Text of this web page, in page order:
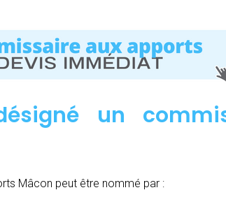
un
Mâcon peut être nommé par :